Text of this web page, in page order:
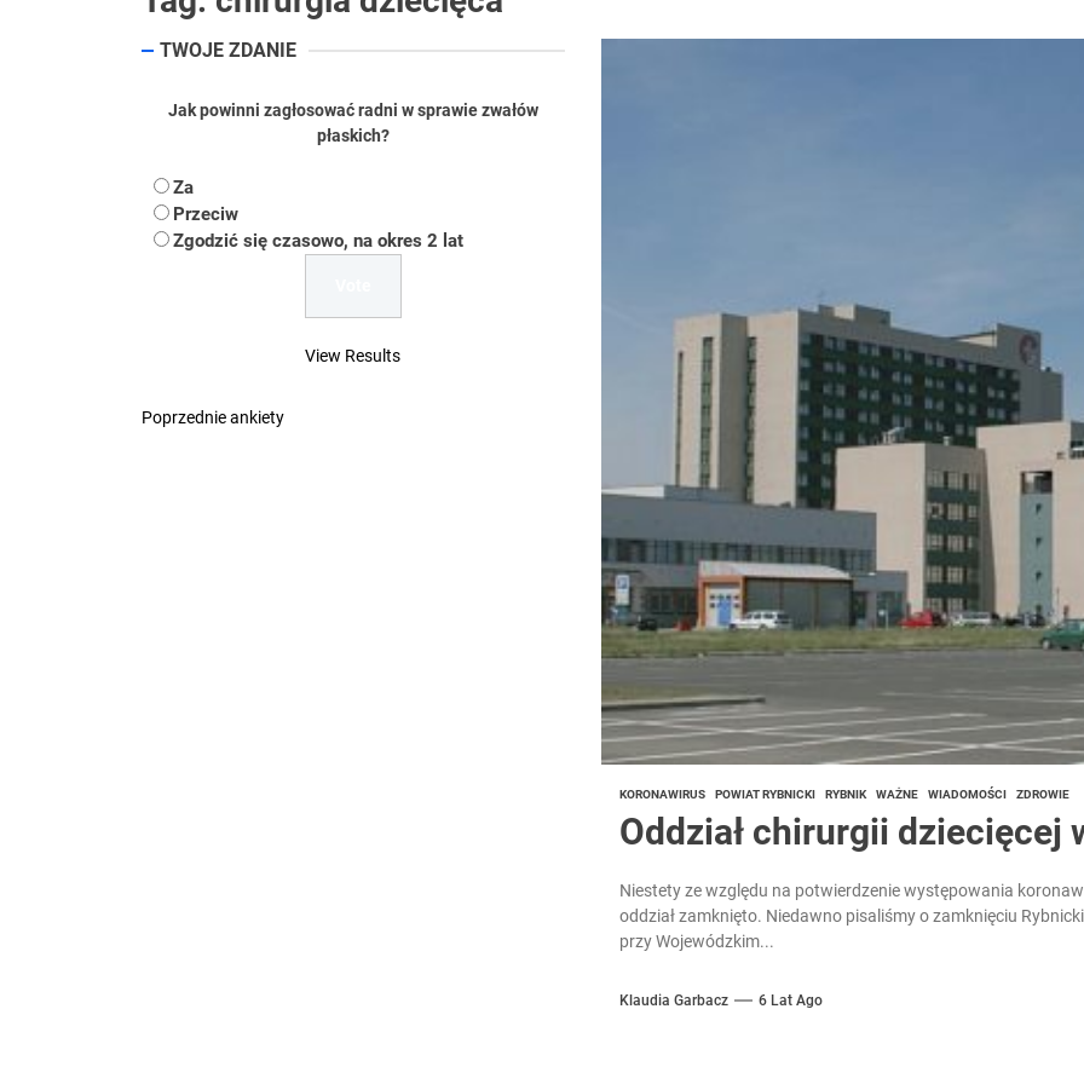
KORONAWIRUS POWIAT RYBNICKI RYBNIK WAŻNE WIADOMOŚCI ZDROWIE
Oddział chirurgii dziecięcej
Niestety ze względu na potwierdzenie występowania
oddział zamknięto. Niedawno pisaliśmy o zamknięciu
przy Wojewódzkim...
Klaudia Garbacz 6 Lat Ago
TWOJE ZDANIE
Jak powinni zagłosować radni w sprawie zwałów
płaskich?
Za
Przeciw
Zgodzić się czasowo, na okres 2 lat
View Results
Poprzednie ankiety